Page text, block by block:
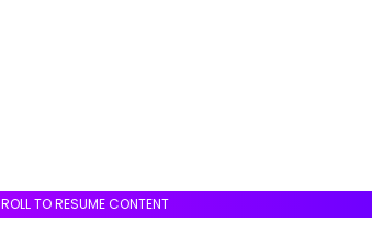
TO RESUME CONTENT